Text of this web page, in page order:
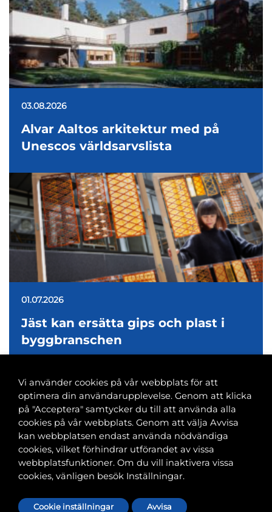
03.08.2026
Alvar Aaltos arkitektur med på
Unescos världsarvslista
01.07.2026
Jäst kan ersätta gips och plast i
byggbranschen
Banvaktsgatan 2A, 00520 Helsingfors
040 585 2586
kansli@tfif.fi
Vi använder cookies på vår webbplats för att
optimera din användarupplevelse. Genom att klicka
på "Acceptera" samtycker du till att använda alla
cookies på vår webbplats. Genom att välja Avvisa
kan webbplatsen endast använda nödvändiga
cookies, vilket förhindrar utförandet av vissa
webbplatsfunktioner. Om du vill inaktivera vissa
cookies, vänligen besök Inställningar.
Cookie inställningar Avvisa